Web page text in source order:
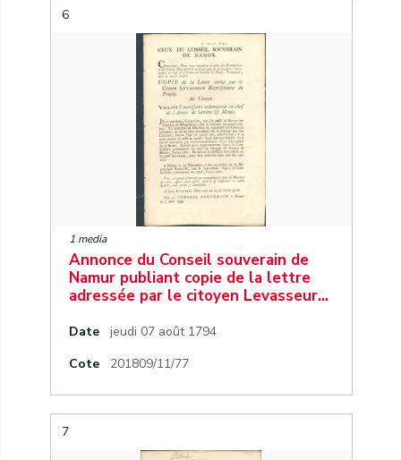
6
1 media
Annonce du Conseil souverain de
Namur publiant copie de la lettre
adressée par le citoyen Levasseur…
Date
jeudi 07 août 1794
Cote
201809/11/77
7